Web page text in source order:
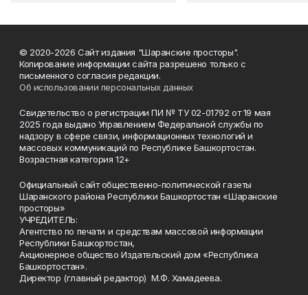
© 2020-2026 Сайт издания "Шаранские просторы".
Копирование информации сайта разрешено только с
письменного согласия редакции.
Об использовании персональных данных
Свидетельство о регистрации ПИ № ТУ 02-01792 от 19 мая
2025 года выдано Управлением Федеральной службы по
надзору в сфере связи, информационных технологий и
массовых коммуникаций по Республике Башкортостан.
Возрастная категория 12+
Официальный сайт общественно-политической газеты
Шаранского района Республики Башкортостан «Шаранские
просторы»
УЧРЕДИТЕЛЬ:
Агентство по печати и средствам массовой информации
Республики Башкортостан,
Акционерное общество Издательский дом «Республика
Башкортостан».
Директор (главный редактор) М.Ф. Хамадеева.